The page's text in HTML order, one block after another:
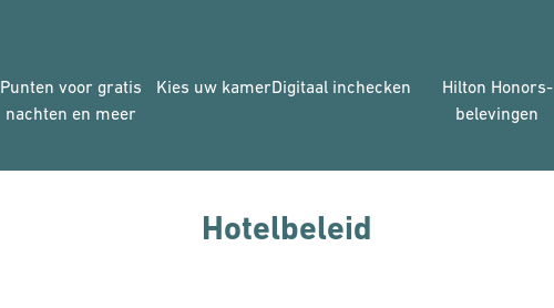
Punten voor gratis
nachten en meer
Kies uw kamerDigitaal inchecken
Hilton Honors-
belevingen
Hotelbeleid